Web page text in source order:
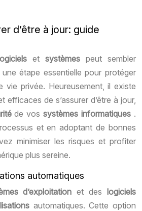
d’être à jour: guide
et systèmes peut sembler
une étape essentielle pour protéger
privée. Heureusement, il existe
efficaces de s’assurer d’être à jour,
de vossystèmes informatiques .
et en adoptant de bonnes
minimiser les risques et profiter
plus sereine.
automatiques
d’exploitationet des logiciels
automatiques. Cette option